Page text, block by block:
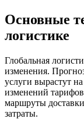
Основные
логистике
Глобальная
изменения.
услуги вырастут
изменений
маршруты
затраты.